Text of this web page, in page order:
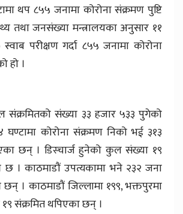
थप ८५५ जनामा कोरोना संक्रमण पुष्टि
तथा जनसंख्या मन्त्रालयका अनुसार ११
परीक्षण गर्दा ८५५ जनामा कोरोना
हो ।
संख्या ३३ हजार ५३३ पुगेको
कोरोना संक्रमण निको भई ३१३
छन् । डिस्चार्ज हुनेको कुल संख्या १९
छ । काठमाडौं उपत्यकामा भने २३२ जना
। काठमाडौं जिल्लामा १९९, भक्तपुरमा
संक्रमित थपिएका छन् ।